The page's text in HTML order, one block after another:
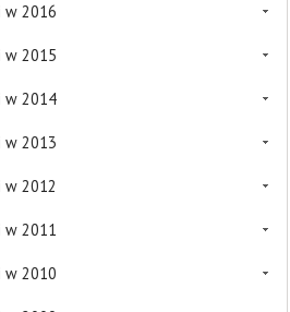
w 2016
w 2015
w 2014
w 2013
w 2012
w 2011
w 2010